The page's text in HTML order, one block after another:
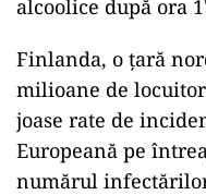
alcoolice după ora
Finlanda, o ţară
milioane de
joase rate de
Europeană pe
numărul